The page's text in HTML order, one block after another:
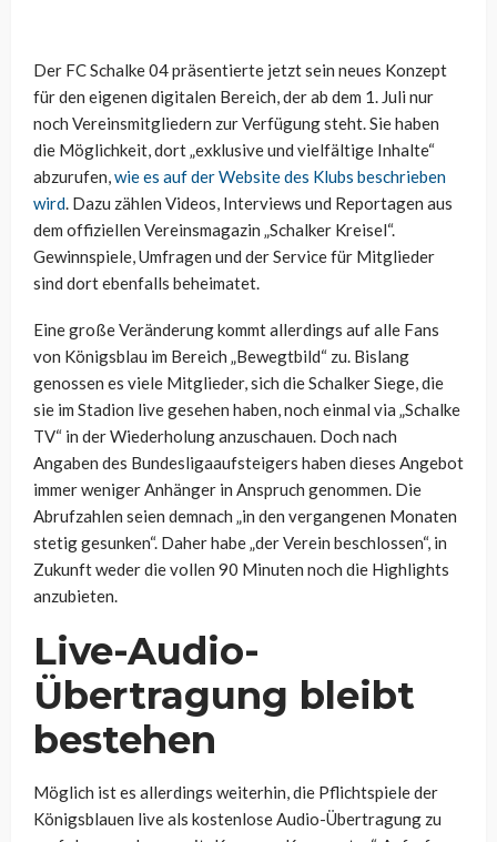
Der FC Schalke 04 präsentierte jetzt sein neues Konzept
für den eigenen digitalen Bereich, der ab dem 1. Juli nur
noch Vereinsmitgliedern zur Verfügung steht. Sie haben
die Möglichkeit, dort „exklusive und vielfältige Inhalte“
abzurufen,wie es auf der Website des Klubs beschrieben
wird. Dazu zählen Videos, Interviews und Reportagen aus
dem offiziellen Vereinsmagazin „Schalker Kreisel“.
Gewinnspiele, Umfragen und der Service für Mitglieder
sind dort ebenfalls beheimatet.
Eine große Veränderung kommt allerdings auf alle Fans
von Königsblau im Bereich „Bewegtbild“ zu. Bislang
genossen es viele Mitglieder, sich die Schalker Siege, die
sie im Stadion live gesehen haben, noch einmal via „Schalke
TV“ in der Wiederholung anzuschauen. Doch nach
Angaben des Bundesligaaufsteigers haben dieses Angebot
immer weniger Anhänger in Anspruch genommen. Die
Abrufzahlen seien demnach „in den vergangenen Monaten
stetig gesunken“. Daher habe „der Verein beschlossen“, in
Zukunft weder die vollen 90 Minuten noch die Highlights
anzubieten.
Live-Audio-
Übertragung bleibt
bestehen
Möglich ist es allerdings weiterhin, die Pflichtspiele der
Königsblauen live als kostenlose Audio-Übertragung zu